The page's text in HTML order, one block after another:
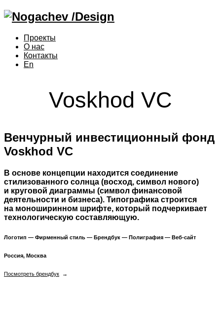
Проекты
О нас
Контакты
En
Voskhod VC
Венчурный инвестиционный фонд
Voskhod VC
В основе концепции находится соединение
стилизованного солнца (восход, символ нового)
и круговой диаграммы (символ финансовой
деятельности и бизнеса). Типографика строится
на моноширинном шрифте, который подчеркивает
технологическую составляющую.
Логотип — Фирменный стиль — Брендбук — Полиграфия — Веб-сайт
Россия, Москва
Посмотреть брендбук →